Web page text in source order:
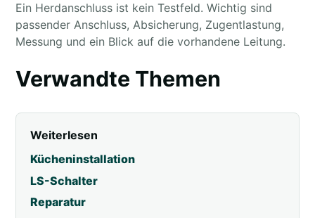
Ein Herdanschluss ist kein Testfeld. Wichtig sind
passender Anschluss, Absicherung, Zugentlastung,
Messung und ein Blick auf die vorhandene Leitung.
Verwandte Themen
Weiterlesen
Kücheninstallation
LS-Schalter
Reparatur